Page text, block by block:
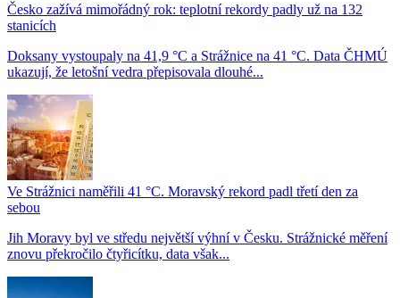
Česko zažívá mimořádný rok: teplotní rekordy padly už na 132
stanicích
Doksany vystoupaly na 41,9 °C a Strážnice na 41 °C. Data ČHMÚ
ukazují, že letošní vedra přepisovala dlouhé...
Ve Strážnici naměřili 41 °C. Moravský rekord padl třetí den za
sebou
Jih Moravy byl ve středu největší výhní v Česku. Strážnické měření
znovu překročilo čtyřicítku, data však...